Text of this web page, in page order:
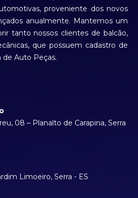
proveniente dos novos
anualmente. Mantemos um
tanto nossos clientes de balcão,
que possuem cadastro de
de Auto Peças.
08 – Planalto de Carapina, Serra
Limoeiro, Serra - ES